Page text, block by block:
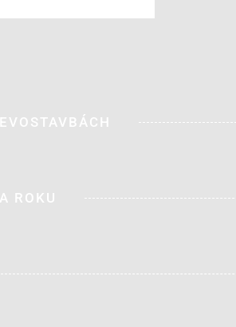
ROKU